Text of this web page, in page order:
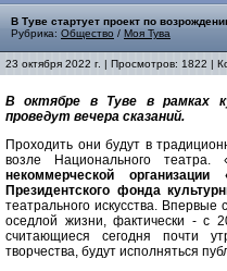
В Туве стартует проект по
Рубрика: Общество / Моя Тува
23 октября 2022 г. | Просмотров: 1822 |
В октябре в Туве в рамках
проведут вечера сказаний.
Проходить они будут в
возле Национального
некоммерческой
Президентского фонда
театрального искусства. Впервые
оседлой жизни, фактически - с
считающиеся сегодня почти
творчества, будут исполняться